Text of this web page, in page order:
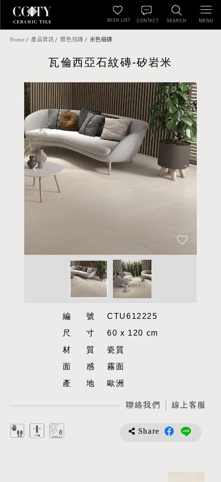
SEARCH
WISH LIST CONTACT MENU
Home 產品資訊 顏色找磚 米色磁磚
瓦倫西亞石紋磚-矽岩米
編號CTU612225
尺寸60 x 120 cm
材質瓷質
面感霧面
產地歐洲
聯絡我們 線上客服
Share